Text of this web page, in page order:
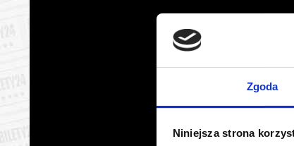
Zgoda
Niniejsza strona